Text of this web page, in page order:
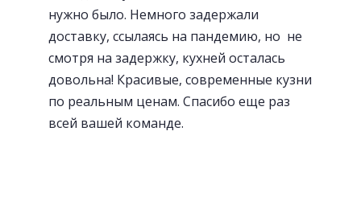
«Фартуки» с фотопечатью
нужно было. Немного задержали
доставку, ссылаясь на пандемию, но не
смотря на задержку, кухней осталась
довольна! Красивые, современные кузни
по реальным ценам. Спасибо еще раз
всей вашей команде.